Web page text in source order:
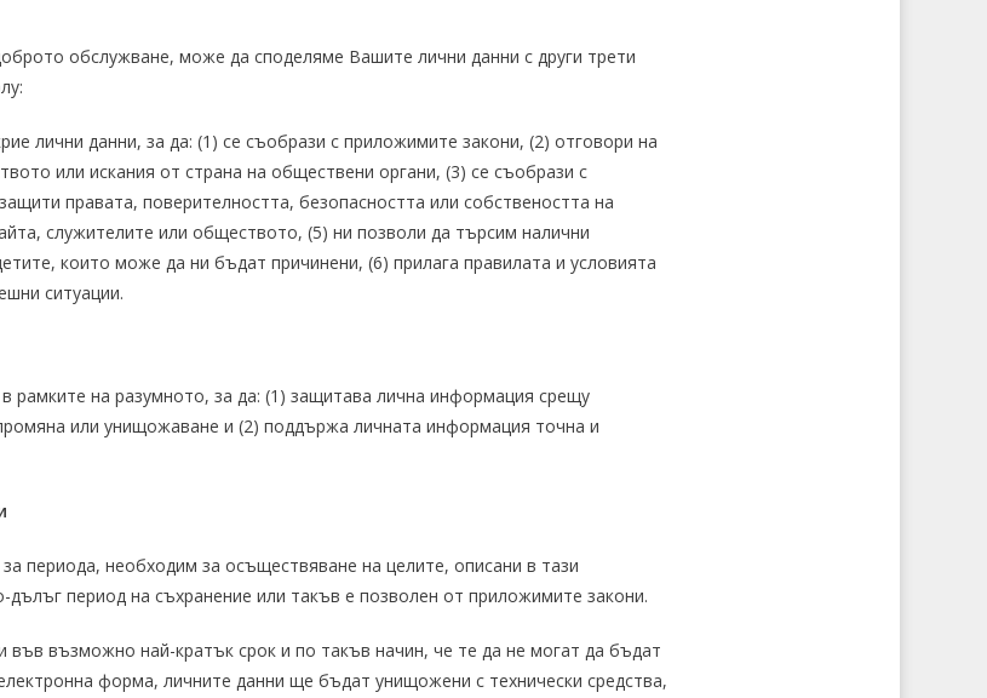
обслужване, може да споделяме Вашите лични данни с други трети
лични данни, за да: (1) се съобрази с приложимите закони, (2) отговори на
или искания от страна на обществени органи, (3) се съобрази с
правата, поверителността, безопасността или собствеността на
служителите или обществото, (5) ни позволи да търсим налични
които може да ни бъдат причинени, (6) прилага правилата и условията
ситуации.
рамките на разумното, за да: (1) защитава лична информация срещу
или унищожаване и (2) поддържа личната информация точна и
периода, необходим за осъществяване на целите, описани в тази
период на съхранение или такъв е позволен от приложимите закони.
възможно най-кратък срок и по такъв начин, че те да не могат да бъдат
форма, личните данни ще бъдат унищожени с технически средства,